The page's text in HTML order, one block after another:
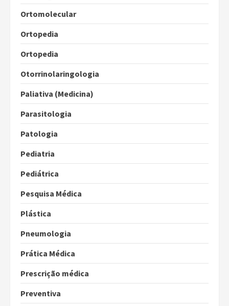
Ortomolecular
Ortopedia
Ortopedia
Otorrinolaringologia
Paliativa (Medicina)
Parasitologia
Patologia
Pediatria
Pediátrica
Pesquisa Médica
Plástica
Pneumologia
Prática Médica
Prescrição médica
Preventiva